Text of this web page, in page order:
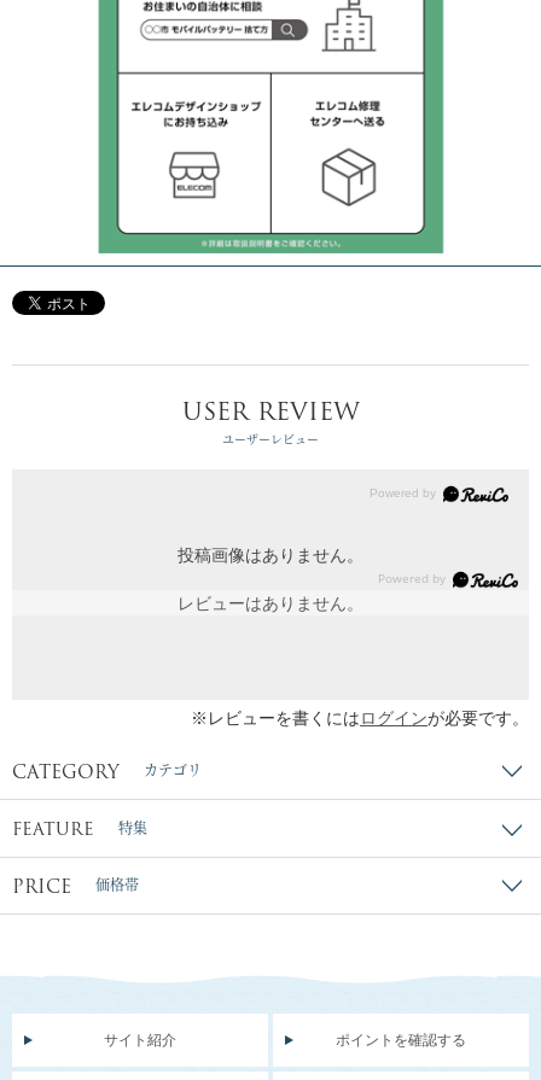
USER REVIEW
ユーザーレビュー
投稿画像はありません。
レビューはありません。
※レビューを書くにはログインが必要です。
CATEGORY カテゴリ
FEATURE 特集
PRICE 価格帯
サイト紹介 ポイントを確認する